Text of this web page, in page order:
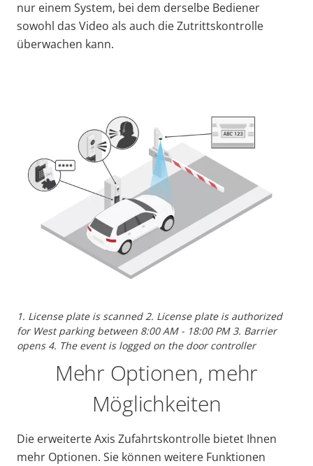
nur einem System, bei dem derselbe Bediener
sowohl das Video als auch die Zutrittskontrolle
überwachen kann.
1. License plate is scanned 2. License plate is authorized
for West parking between 8:00 AM - 18:00 PM 3. Barrier
opens 4. The event is logged on the door controller
Mehr Optionen, mehr
Möglichkeiten
Die erweiterte Axis Zufahrtskontrolle bietet Ihnen
mehr Optionen. Sie können weitere Funktionen